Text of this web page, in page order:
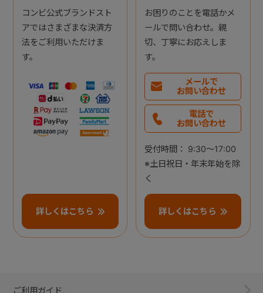
コンビ公式ブランドスト
アではさまざまな決済方
法をご利用いただけま
す。
詳しくはこちら
お困りのことを電話かメ
ールで問い合わせ。親
切、丁寧にお応えしま
す。
メールで
お問い合わせ
電話で
お問い合わせ
受付時間： 9:30～17:00
※土日祝日・年末年始を除
く
詳しくはこちら
ご利用ガイド